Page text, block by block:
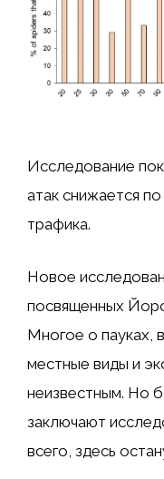
Исследование
атак снижается
трафика.
Новое
посвященных
Многое о пауках,
местные виды и
неизвестным. Но
заключают
всего, здесь